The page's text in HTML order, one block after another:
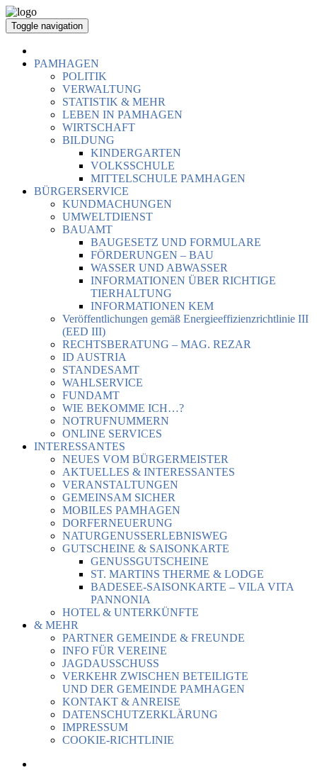
Toggle navigation
PAMHAGEN
POLITIK
VERWALTUNG
STATISTIK & MEHR
LEBEN IN PAMHAGEN
WIRTSCHAFT
BILDUNG
KINDERGARTEN
VOLKSSCHULE
MITTELSCHULE PAMHAGEN
BÜRGERSERVICE
KUNDMACHUNGEN
UMWELTDIENST
BAUAMT
BAUGESETZ UND FORMULARE
FÖRDERUNGEN – BAU
WASSER UND ABWASSER
INFORMATIONEN ÜBER RICHTIGE
TIERHALTUNG
INFORMATIONEN KEM
Veröffentlichungen gemäß Energieeffizienzrichtlinie III
(EED III)
RECHTSBERATUNG – MAG. REZAR
ID AUSTRIA
STANDESAMT
WAHLSERVICE
FUNDAMT
WIE BEKOMME ICH…?
NOTRUFNUMMERN
ONLINE SERVICES
INTERESSANTES
NEUES VOM BÜRGERMEISTER
AKTUELLES & INTERESSANTES
VERANSTALTUNGEN
GEMEINSAM SICHER
MOBILES PAMHAGEN
DORFERNEUERUNG
NATURGENUSSERLEBNISWEG
GUTSCHEINE & SAISONKARTE
GENUSSGUTSCHEINE
ST. MARTINS THERME & LODGE
BADESEE-SAISONKARTE – VILA VITA
PANNONIA
HOTEL & UNTERKÜNFTE
& MEHR
PARTNER GEMEINDE & FREUNDE
INFO FÜR VEREINE
JAGDAUSSCHUSS
VERKEHR ZWISCHEN BETEILIGTE
UND DER GEMEINDE PAMHAGEN
KONTAKT & ANREISE
DATENSCHUTZERKLÄRUNG
IMPRESSUM
COOKIE-RICHTLINIE